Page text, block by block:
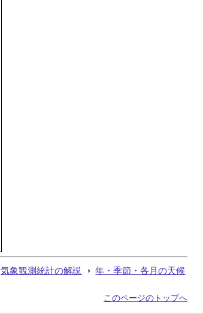
気象観測統計の解説 年・季節・各月の天候
このページのトップへ